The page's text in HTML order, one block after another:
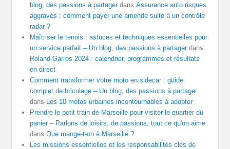
blog, des passions à partagerdansAssurance auto risques
aggravés : comment payer une amende suite à un contrôle
radar ?
Maîtriser le tennis : astuces et techniques essentielles pour
un service parfait – Un blog, des passions à partagerdans
Roland-Garros 2024 : calendrier, programmes et résultats
en direct
Comment transformer votre moto en sidecar : guide
complet de bricolage – Un blog, des passions à partager
dans Les 10 motos urbaines incontournables à adopter
Prendre le petit train de Marseille pour visiter le quartier du
panier – Parlons de loisirs, de passions, tout ce qu'on aime
dansQue mange-t-on à Marseille ?
Les missions essentielles et les responsabilités clés de